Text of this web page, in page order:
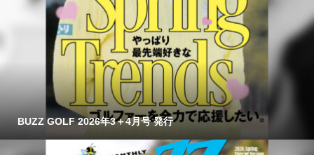
BUZZ GOLF 2026年3＋4月号 発行